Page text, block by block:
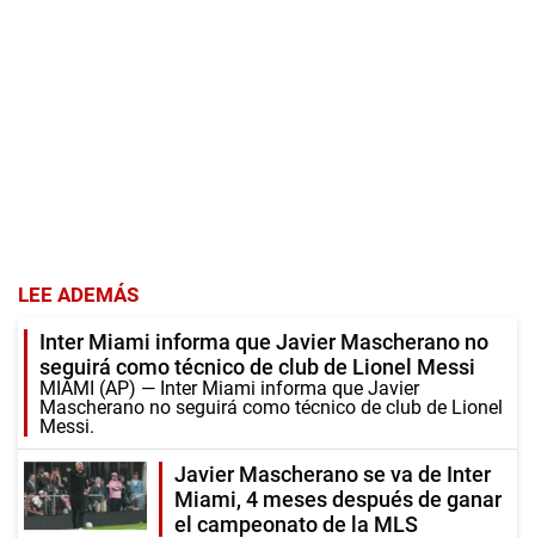
LEE ADEMÁS
Inter Miami informa que Javier Mascherano no
seguirá como técnico de club de Lionel Messi
MIAMI (AP) — Inter Miami informa que Javier
Mascherano no seguirá como técnico de club de Lionel
Messi.
Javier Mascherano se va de Inter
Miami, 4 meses después de ganar
el campeonato de la MLS